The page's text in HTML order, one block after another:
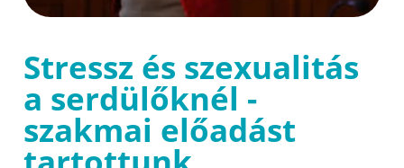
Stressz és szexualitás
a serdülőknél -
szakmai előadást